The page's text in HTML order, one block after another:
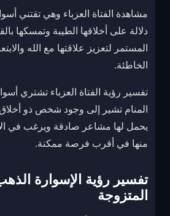
مشاهدة الفتاة العزباء وهي تقتني
دلالة على أخلاقها الطيبة وتمسكها
المستمر لتعزيز علاقتها مع الله
الخاطئة.
تفسير رؤية الفتاة العزباء تشتري
المنام تشير إلى وجود شخص ذو
يحمل لها مشاعر صادقة ويرغب في
منها في أقرب فرصة ممكنة.
تفسير رؤية الإسوارة
المتزوجة